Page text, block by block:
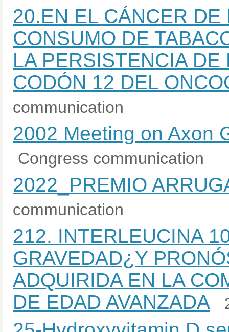
20.EN EL CÁNCER
CONSUMO DE
LA PERSISTENCIA
CODÓN 12 DEL
communication
2002 Meeting on Axon
Congress communication
2022_PREMIO
communication
212. INTERLEUCINA
GRAVEDAD¿Y
ADQUIRIDA EN LA
DE EDAD AVANZADA